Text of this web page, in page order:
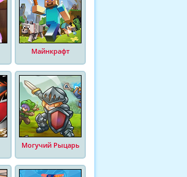
Майнкрафт
Могучий Рыцарь